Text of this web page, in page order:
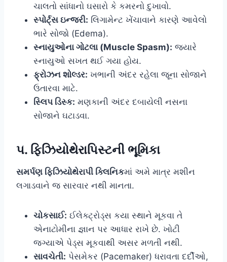
ચાલતો સાંધાનો ઘસારો કે કમરનો દુખાવો.
સ્પોર્ટ્સ ઇન્જરી: લિગામેન્ટ ખેંચાવાને કારણે આવેલો
ભારે સોજો (Edema).
સ્નાયુઓના ગોટલા (Muscle Spasm): જ્યારે
સ્નાયુઓ સખત થઈ ગયા હોય.
ફ્રોઝન શોલ્ડર: ખભાની અંદર રહેલા જૂના સોજાને
ઉતારવા માટે.
સ્લિપ ડિસ્ક: મણકાની અંદર દબાયેલી નસના
સોજાને ઘટાડવા.
૫. ફિઝિયોથેરાપિસ્ટની ભૂમિકા
સમર્પણ ફિઝિયોથેરાપી ક્લિનિકમાં અમે માત્ર મશીન
લગાડવાને જ સારવાર નથી માનતા.
ચોકસાઈ: ઈલેક્ટ્રોડ્સ કયા સ્થાને મૂકવા તે
એનાટોમીના જ્ઞાન પર આધાર રાખે છે. ખોટી
જગ્યાએ પેડ્સ મૂકવાથી અસર મળતી નથી.
સાવચેતી: પેસમેકર (Pacemaker) ધરાવતા દર્દીઓ,